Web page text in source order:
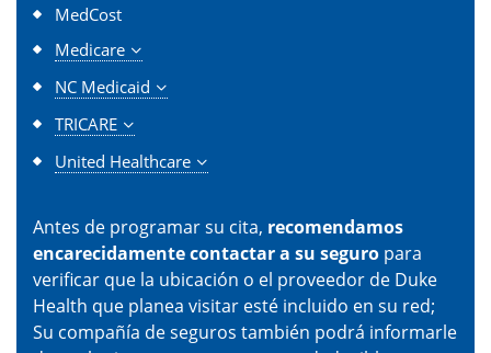
MedCost
Medicare
NC Medicaid
TRICARE
United Healthcare
Antes de programar su cita, recomendamos
encarecidamente contactar a su seguro para
verificar que la ubicación o el proveedor de Duke
Health que planea visitar esté incluido en su red;
Su compañía de seguros también podrá informarle